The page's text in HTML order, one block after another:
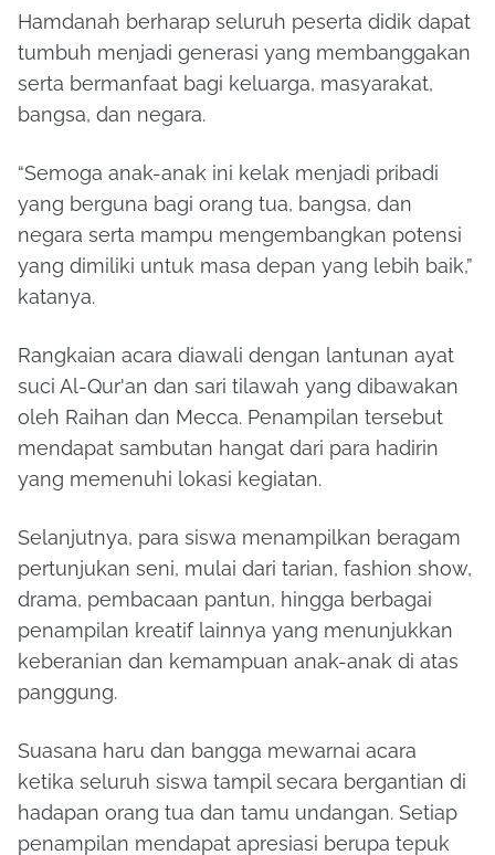
Hamdanah berharap seluruh peserta didik dapat
tumbuh menjadi generasi yang membanggakan
serta bermanfaat bagi keluarga, masyarakat,
bangsa, dan negara.
“Semoga anak-anak ini kelak menjadi pribadi
yang berguna bagi orang tua, bangsa, dan
negara serta mampu mengembangkan potensi
yang dimiliki untuk masa depan yang lebih baik,”
katanya.
Rangkaian acara diawali dengan lantunan ayat
suci Al-Qur'an dan sari tilawah yang dibawakan
oleh Raihan dan Mecca. Penampilan tersebut
mendapat sambutan hangat dari para hadirin
yang memenuhi lokasi kegiatan.
Selanjutnya, para siswa menampilkan beragam
pertunjukan seni, mulai dari tarian, fashion show,
drama, pembacaan pantun, hingga berbagai
penampilan kreatif lainnya yang menunjukkan
keberanian dan kemampuan anak-anak di atas
panggung.
Suasana haru dan bangga mewarnai acara
ketika seluruh siswa tampil secara bergantian di
hadapan orang tua dan tamu undangan. Setiap
penampilan mendapat apresiasi berupa tepuk